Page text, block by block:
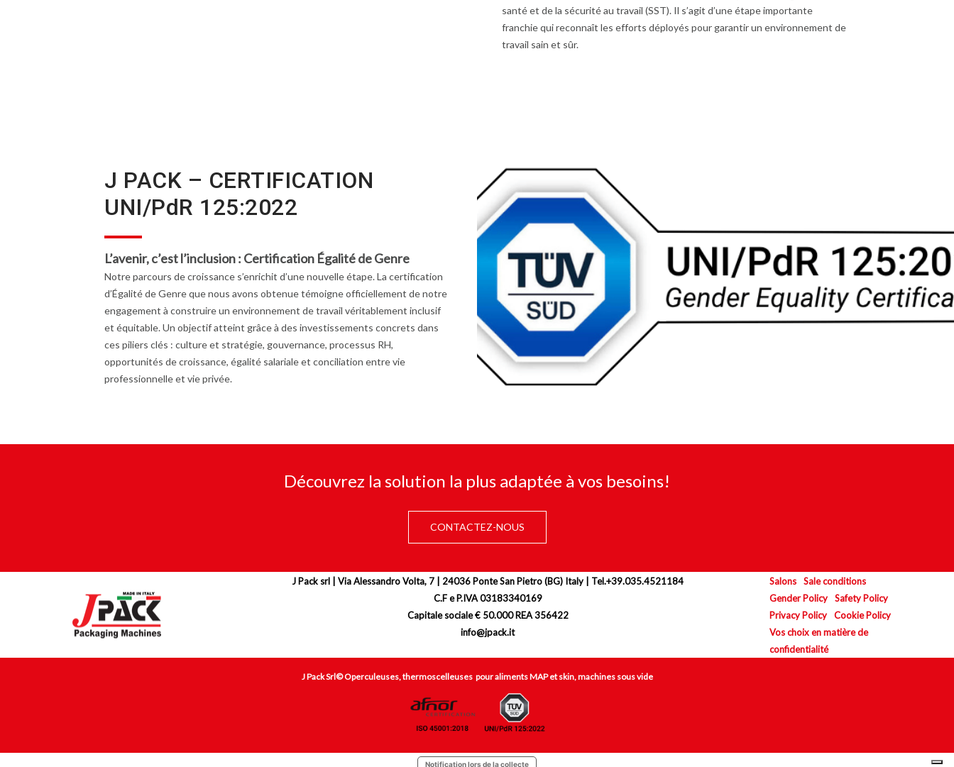
santé et de la sécurité au travail (SST). Il s’agit d’une étape importante
franchie qui reconnaît les efforts déployés pour garantir un environnement de
travail sain et sûr.
J PACK – CERTIFICATION
UNI/PdR 125:2022
L’avenir, c’est l’inclusion : Certification Égalité de Genre
Notre parcours de croissance s’enrichit d’une nouvelle étape. La certification
d’Égalité de Genre que nous avons obtenue témoigne officiellement de notre
engagement à construire un environnement de travail véritablement inclusif
et équitable. Un objectif atteint grâce à des investissements concrets dans
ces piliers clés : culture et stratégie, gouvernance, processus RH,
opportunités de croissance, égalité salariale et conciliation entre vie
professionnelle et vie privée.
Découvrez la solution la plus adaptée à vos besoins!
CONTACTEZ-NOUS
J Pack srl | Via Alessandro Volta, 7 | 24036 Ponte San Pietro (BG) Italy | Tel.+39.035.4521184
C.F e P.IVA 03183340169
Capitale sociale € 50.000 REA 356422
info@jpack.it
Salons
Sale conditions
Gender Policy
Safety Policy
Privacy Policy
Cookie Policy
Vos choix en matière de
confidentialité
J Pack Srl© Operculeuses, thermoscelleuses pour aliments MAP et skin, machines sous vide
Notification lors de la collecte